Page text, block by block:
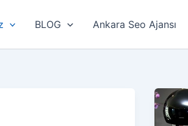
BLOG Ankara Seo Ajansı